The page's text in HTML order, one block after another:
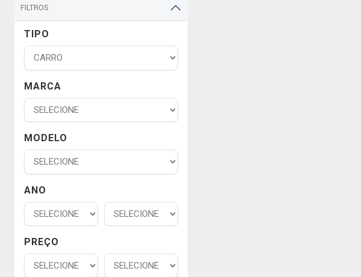
FILTROS
TIPO
MARCA
MODELO
ANO
PREÇO